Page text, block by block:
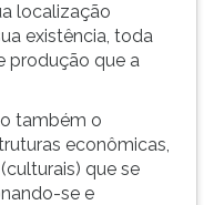
localização
existência, toda
produção que a
também o
econômicas,
que se
se e